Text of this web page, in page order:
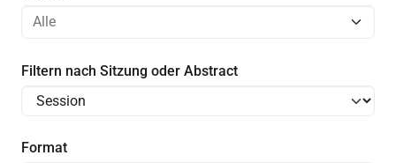
Filtern nach Sitzung oder Abstract
Format